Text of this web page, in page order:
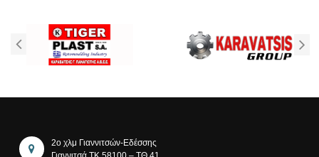
2ο χλμ Γιαννιτσών-Εδέσσης